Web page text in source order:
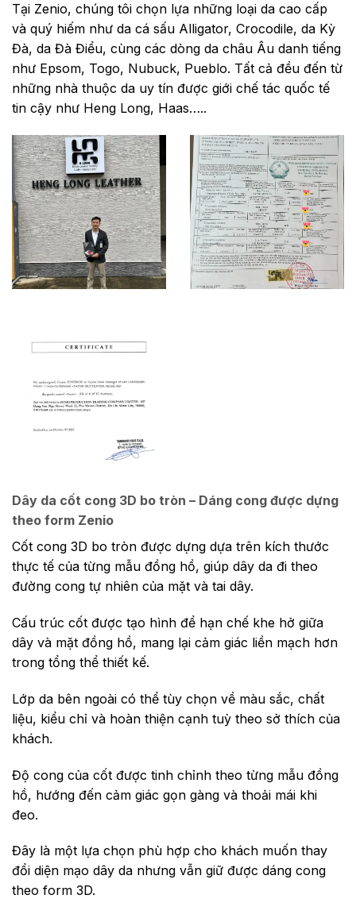
Tại Zenio, chúng tôi chọn lựa những loại da cao cấp
và quý hiếm như da cá sấu Alligator, Crocodile, da Kỳ
Đà, da Đà Điểu, cùng các dòng da châu Âu danh tiếng
như Epsom, Togo, Nubuck, Pueblo. Tất cả đều đến từ
những nhà thuộc da uy tín được giới chế tác quốc tế
tin cậy như Heng Long, Haas…..
Dây da cốt cong 3D bo tròn – Dáng cong được dựng
theo form Zenio
Cốt cong 3D bo tròn được dựng dựa trên kích thước
thực tế của từng mẫu đồng hồ, giúp dây da đi theo
đường cong tự nhiên của mặt và tai dây.
Cấu trúc cốt được tạo hình để hạn chế khe hở giữa
dây và mặt đồng hồ, mang lại cảm giác liền mạch hơn
trong tổng thể thiết kế.
Lớp da bên ngoài có thể tùy chọn về màu sắc, chất
liệu, kiểu chỉ và hoàn thiện cạnh tuỳ theo sở thích của
khách.
Độ cong của cốt được tinh chỉnh theo từng mẫu đồng
hồ, hướng đến cảm giác gọn gàng và thoải mái khi
đeo.
Đây là một lựa chọn phù hợp cho khách muốn thay
đổi diện mạo dây da nhưng vẫn giữ được dáng cong
theo form 3D.